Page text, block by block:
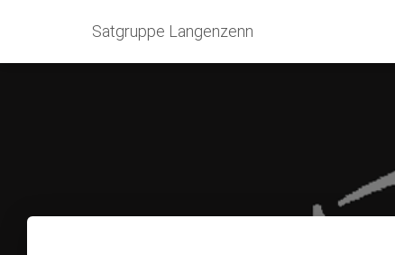
Satgruppe Langenzenn